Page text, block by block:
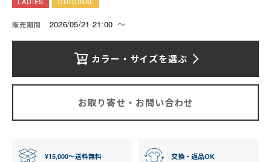
販売期間 2026/05/21 21:00 〜
カラー・サイズを選ぶ
お取り寄せ・お問い合わせ
¥15,000〜送料無料 交換・返品OK